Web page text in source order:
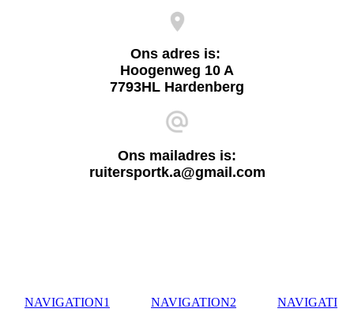
Ons adres is:
Hoogenweg 10 A
7793HL Hardenberg
Ons mailadres is:
ruitersportk.a@gmail.com
NAVIGATION1 NAVIGATION2 NAVIGATI